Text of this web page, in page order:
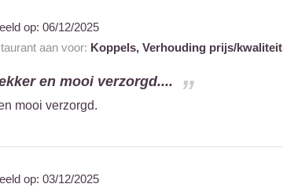
op: 06/12/2025
aan voor: Koppels, Verhouding prijs/kwaliteit
en mooi verzorgd....
mooi verzorgd.
op: 03/12/2025